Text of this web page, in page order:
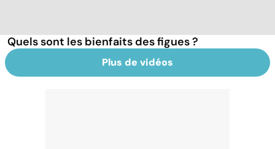
Quels sont les bienfaits des figues ?
Plus de vidéos